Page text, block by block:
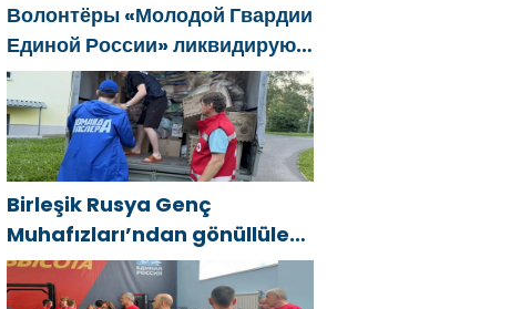
Волонтёры «Молодой Гвардии
Единой России» ликвидируют
последствия паводков на
Урале и Дальнем Востоке
Birleşik Rusya Genç
Muhafızları’ndan gönüllüler,
Ural ve Uzak Doğu’daki
sellerin sonuçlarını ortadan